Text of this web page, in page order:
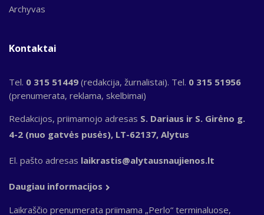
Archyvas
Kontaktai
Tel. 0 315 51449 (redakcija, žurnalistai). Tel. 0 315 51956
(prenumerata, reklama, skelbimai)
Redakcijos, priimamojo adresas S. Dariaus ir S. Girėno g.
4-2 (nuo gatvės pusės), LT-62137, Alytus
El. pašto adresas laikrastis@alytausnaujienos.lt
Daugiau informacijos
Laikraščio prenumerata priimama „Perlo“ terminaluose,